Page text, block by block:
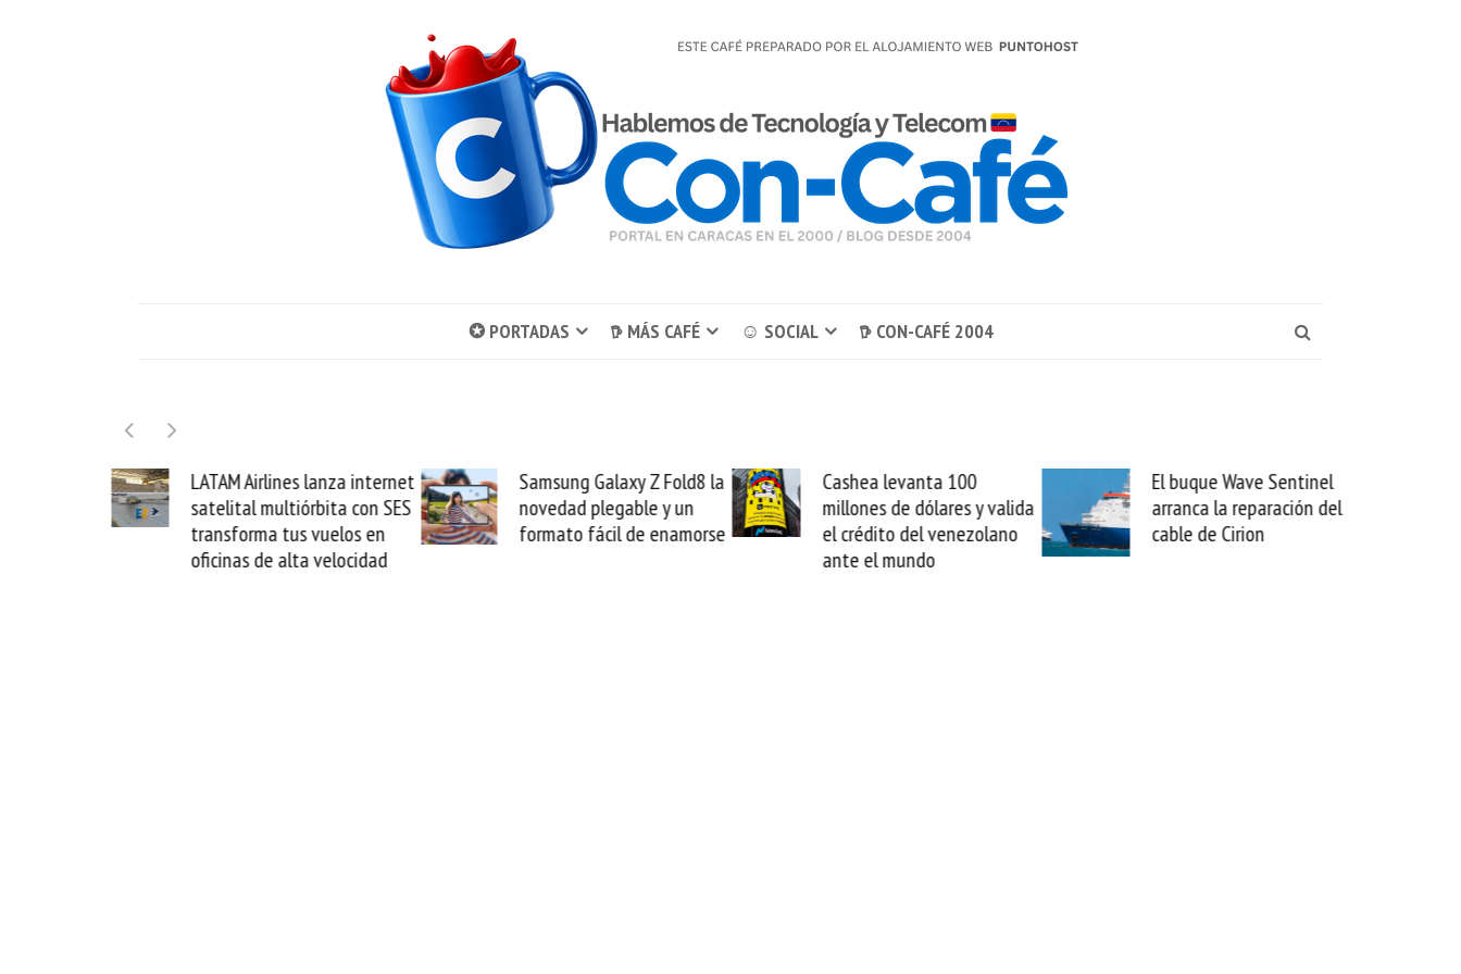
✪ PORTADAS 𖠚 MÁS CAFÉ ☺ SOCIAL 𖠚 CON-CAFÉ 2004
LATAM Airlines lanza internet
satelital multiórbita con SES
transforma tus vuelos en
oficinas de alta velocidad
Samsung Galaxy Z Fold8 la
novedad plegable y un
formato fácil de enamorse
Cashea levanta 100
millones de dólares y valida
el crédito del venezolano
El buque Wave Sentinel
arranca la reparación del
cable de Cirion
Uber se lleva
sabemos todo lo que